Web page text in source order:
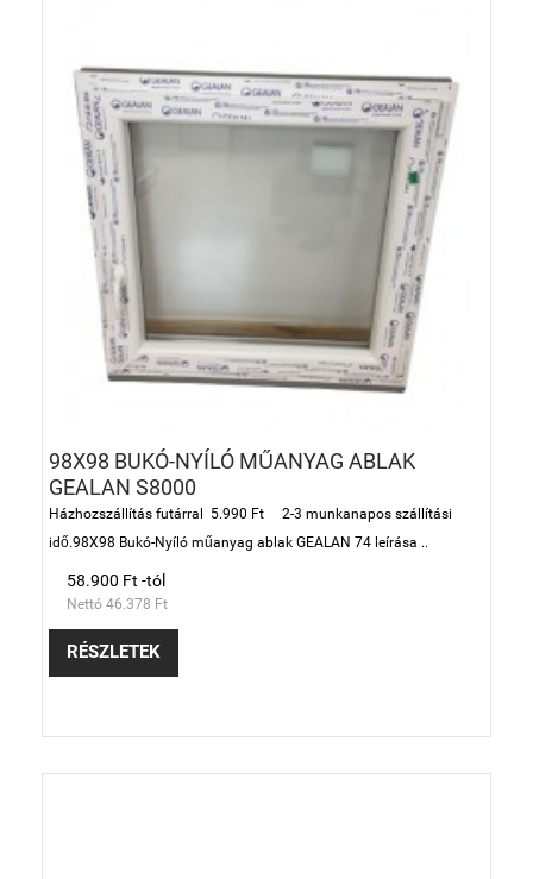
98X98 BUKÓ-NYÍLÓ MŰANYAG ABLAK
GEALAN S8000
Házhozszállítás futárral 5.990 Ft 2-3 munkanapos szállítási
idő.98X98 Bukó-Nyíló műanyag ablak GEALAN 74 leírása ..
58.900 Ft -tól
Nettó 46.378 Ft
RÉSZLETEK